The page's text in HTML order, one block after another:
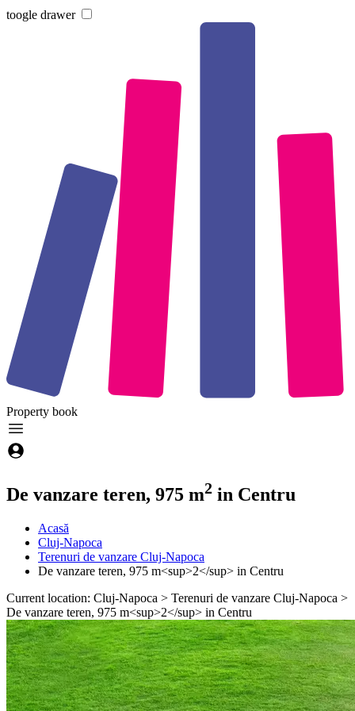
toogle drawer
Property book
De vanzare teren, 975 m2 in Centru
Acasă
Cluj-Napoca
Terenuri de vanzare Cluj-Napoca
De vanzare teren, 975 m<sup>2</sup> in Centru
Current location: Cluj-Napoca > Terenuri de vanzare Cluj-Napoca >
De vanzare teren, 975 m<sup>2</sup> in Centru